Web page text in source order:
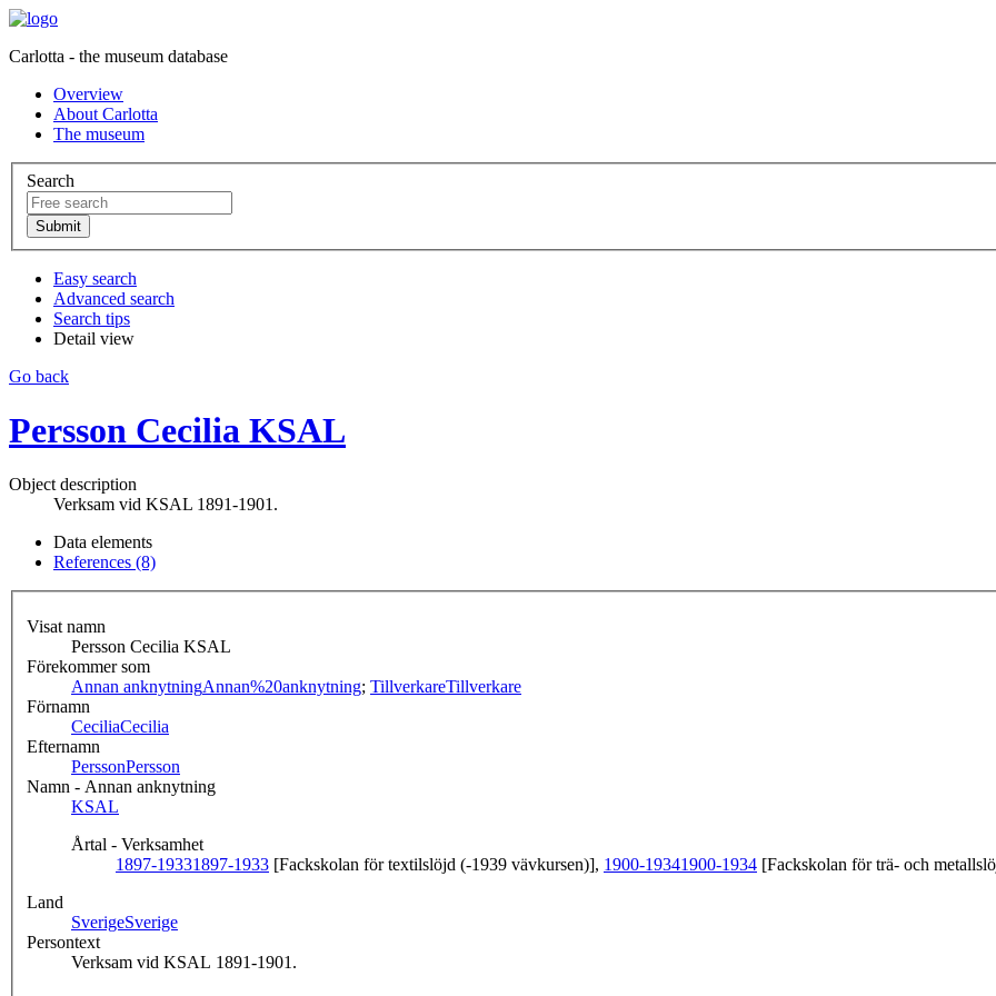
Carlotta - the museum database
Overview
About Carlotta
The museum
Search
Easy search
Advanced search
Search tips
Detail view
Go back
Persson Cecilia KSAL
Object description
Verksam vid KSAL 1891-1901.
Data elements
References (8)
Visat namn
Persson Cecilia KSAL
Förekommer som
Annan anknytningAnnan%20anknytning; TillverkareTillverkare
Förnamn
CeciliaCecilia
Efternamn
PerssonPersson
Namn - Annan anknytning
KSAL
Årtal - Verksamhet
1897-19331897-1933 [Fackskolan för textilslöjd (-1939 vävkursen)], 1900-19341900-1934 [Fackskolan för trä- och
Land
SverigeSverige
Persontext
Verksam vid KSAL 1891-1901.